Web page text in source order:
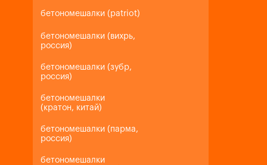
бетономешалки (patriot)
бетономешалки (вихрь,
россия)
бетономешалки (зубр,
россия)
бетономешалки
(кратон, китай)
бетономешалки (парма,
россия)
бетономешалки